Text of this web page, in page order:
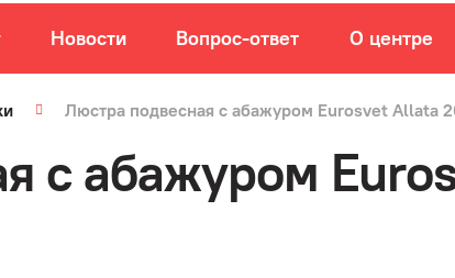
Новости Вопрос-ответ О центре
Люстра подвесная с абажуром Eurosvet Allata
с абажуром